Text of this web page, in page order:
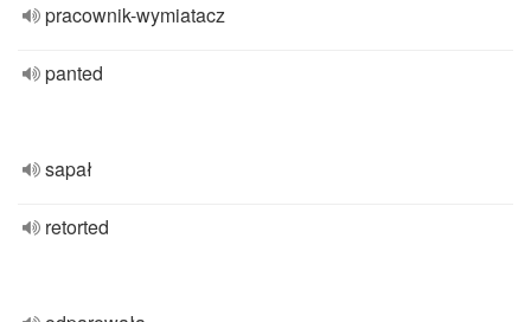
pracownik-wymiatacz
panted
sapał
retorted